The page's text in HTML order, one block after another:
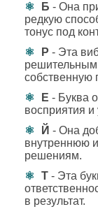
Б - Она
редкую
тонус под
Р - Эта
собственную
Е - Буква
восприятия
Й - Она
внутреннюю
решениям.
Т - Эта
в результат.